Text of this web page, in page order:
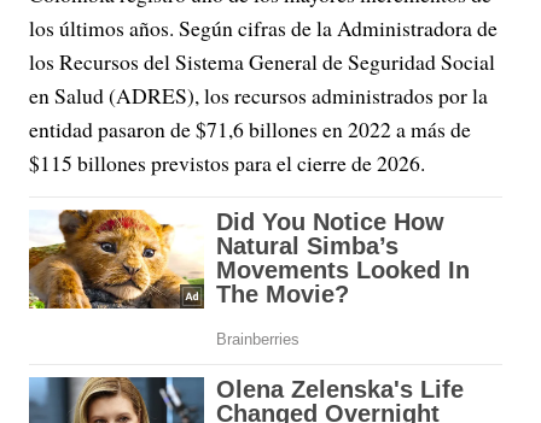
los últimos años. Según cifras de la Administradora de
los Recursos del Sistema General de Seguridad Social
en Salud (ADRES), los recursos administrados por la
entidad pasaron de $71,6 billones en 2022 a más de
$115 billones previstos para el cierre de 2026.